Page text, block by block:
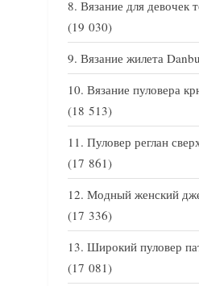
Вязание для девочек
(19 030)
Вязание жилета
Вязание пуловера
(18 513)
Пуловер реглан
(17 861)
Модный женский
(17 336)
Широкий пуловер
(17 081)